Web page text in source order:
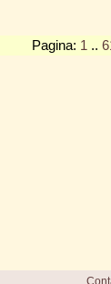
Pagina: 1 ..